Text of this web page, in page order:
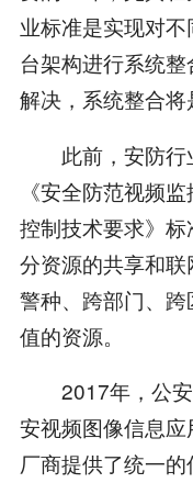
业标准是实现对
台架构进行系统
解决，系统整合将
此前，安防行
《安全防范视频
控制技术要求》
分资源的共享和
警种、跨部门、
值的资源。
2017年，公安
安视频图像信息
厂商提供了统一